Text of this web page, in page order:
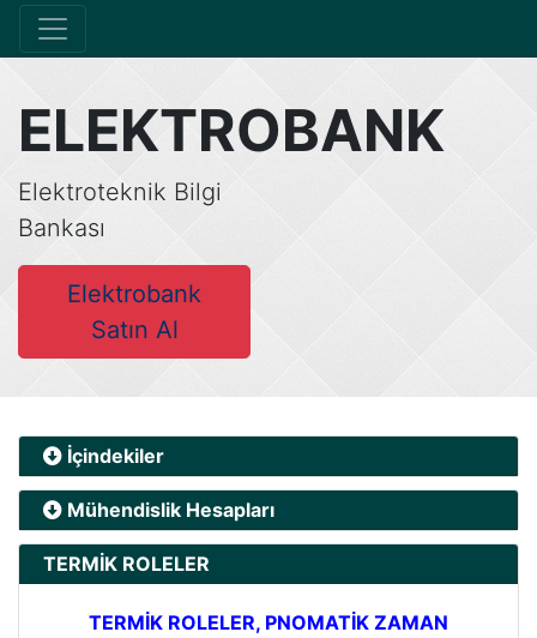
ELEKTROBANK
Elektroteknik Bilgi
Bankası
Elektrobank
Satın Al
İçindekiler
Mühendislik Hesapları
TERMİK ROLELER
TERMİK ROLELER, PNOMATİK ZAMAN